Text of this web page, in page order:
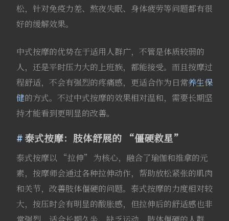
松，针对免疫力差、熬夜失眠、身体疲劳等问题都有很
好的缓解效果。
中式按摩的优势在于适用人群广，不管是体质较弱的
人，还是平时压力大的上班族，都能接受。而且按摩过
程舒适，不会有强烈的疼痛感，更适合作为日常养生保
健的方式。不过中式按摩的效果相对温和，需要长期坚
持才能看到更明显的改善。
泰式按摩：肢体舒展的 “僵硬救星”
泰式按摩以 “拉伸” 为核心，融合了瑜伽和推拿的元
素，按摩师会通过各种拉伸动作，帮助放松紧张的肌肉
和关节，改善肢体僵硬的问题。泰式按摩的力度相对较
大，按压时会有明显的酸胀感，但拉伸后的舒适感也非